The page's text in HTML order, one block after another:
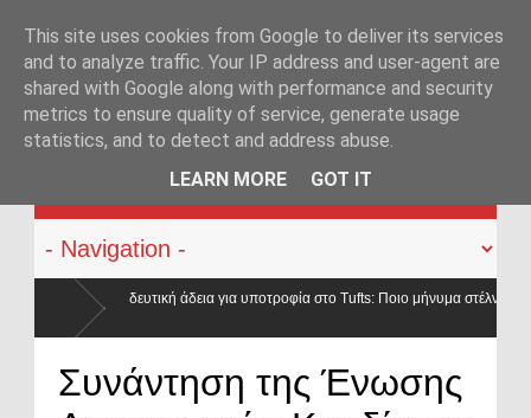
KATEHACKER
στο Tufts: Ποιο μήνυμα στέλνει η ΕΛ.ΑΣ. σε ένα από τα κορυφαία
Συνάντηση της Ένωσης
This site uses cookies from Google to deliver its services
and to analyze traffic. Your IP address and user-agent are
shared with Google along with performance and security
metrics to ensure quality of service, generate usage
statistics, and to detect and address abuse.
LEARN MORE
GOT IT